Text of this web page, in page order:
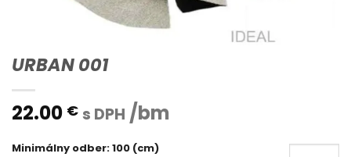
URBAN 001
22.00 € s DPH /bm
Minimálny odber: 100 (cm)